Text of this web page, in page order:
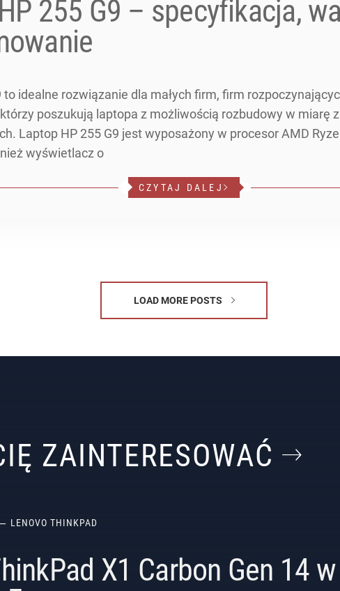
255 G9 – specyfikacja,
to idealne rozwiązanie dla małych firm, firm
poszukują laptopa z możliwością rozbudowy w miarę
Laptop HP 255 G9 jest wyposażony w procesor AMD
wyświetlacz o
CZYTAJ DALEJ
LOAD MORE POSTS
ZAINTERESOWAĆ
LENOVO THINKPAD
X1 Carbon Gen 14